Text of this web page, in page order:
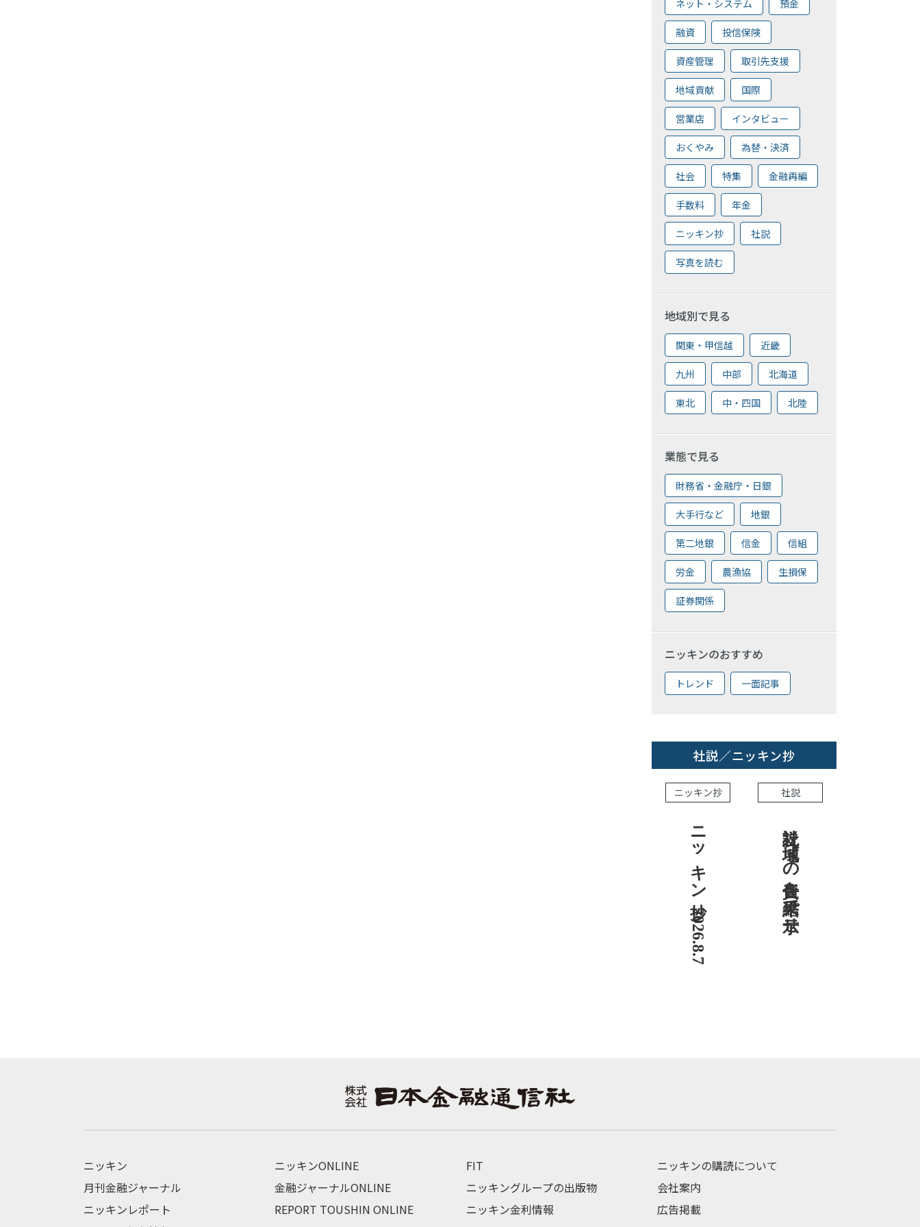
ネット・システム 預金
融資 投信保険
資産管理 取引先支援
地域貢献 国際
営業店 インタビュー
おくやみ 為替・決済
社会 特集 金融再編
手数料 年金
ニッキン抄 社説
写真を読む
地域別で見る
関東・甲信越 近畿
九州 中部 北海道
東北 中・四国 北陸
業態で見る
財務省・金融庁・日銀
大手行など 地銀
第二地銀 信金 信組
労金 農漁協 生損保
証券関係
ニッキンのおすすめ
トレンド 一面記事
社説／ニッキン抄
ニッキン抄
ニッキン抄 2026.8.7
社説
社説 地域への責任を結果で示せ
ニッキン
月刊金融ジャーナル
ニッキンレポート
ニッキンONLINE
金融ジャーナルONLINE
REPORT TOUSHIN ONLINE
FIT
ニッキングループの出版物
ニッキン金利情報
ニッキンの購読について
会社案内
広告掲載